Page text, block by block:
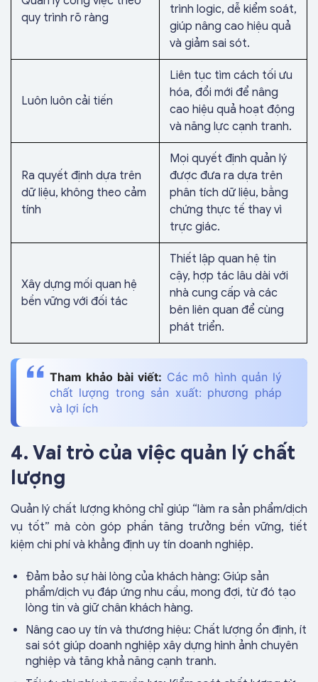
quy trình rõ ràng
trình logic, dễ kiểm soát,
giúp nâng cao hiệu quả
và giảm sai sót.
Luôn luôn cải tiến
Liên tục tìm cách tối ưu
hóa, đổi mới để nâng
cao hiệu quả hoạt động
và năng lực cạnh tranh.
Ra quyết định dựa trên
dữ liệu, không theo cảm
tính
Mọi quyết định quản lý
được đưa ra dựa trên
phân tích dữ liệu, bằng
chứng thực tế thay vì
trực giác.
Xây dựng mối quan hệ
bền vững với đối tác
Thiết lập quan hệ tin
cậy, hợp tác lâu dài với
nhà cung cấp và các
bên liên quan để cùng
phát triển.
Tham khảo bài viết: Các mô hình quản lý
chất lượng trong sản xuất: phương pháp
và lợi ích
4. Vai trò của việc quản lý chất
lượng
Quản lý chất lượng không chỉ giúp “làm ra sản phẩm/dịch
vụ tốt” mà còn góp phần tăng trưởng bền vững, tiết
kiệm chi phí và khẳng định uy tín doanh nghiệp.
Đảm bảo sự hài lòng của khách hàng: Giúp sản
phẩm/dịch vụ đáp ứng nhu cầu, mong đợi, từ đó tạo
lòng tin và giữ chân khách hàng.
Nâng cao uy tín và thương hiệu: Chất lượng ổn định, ít
sai sót giúp doanh nghiệp xây dựng hình ảnh chuyên
nghiệp và tăng khả năng cạnh tranh.